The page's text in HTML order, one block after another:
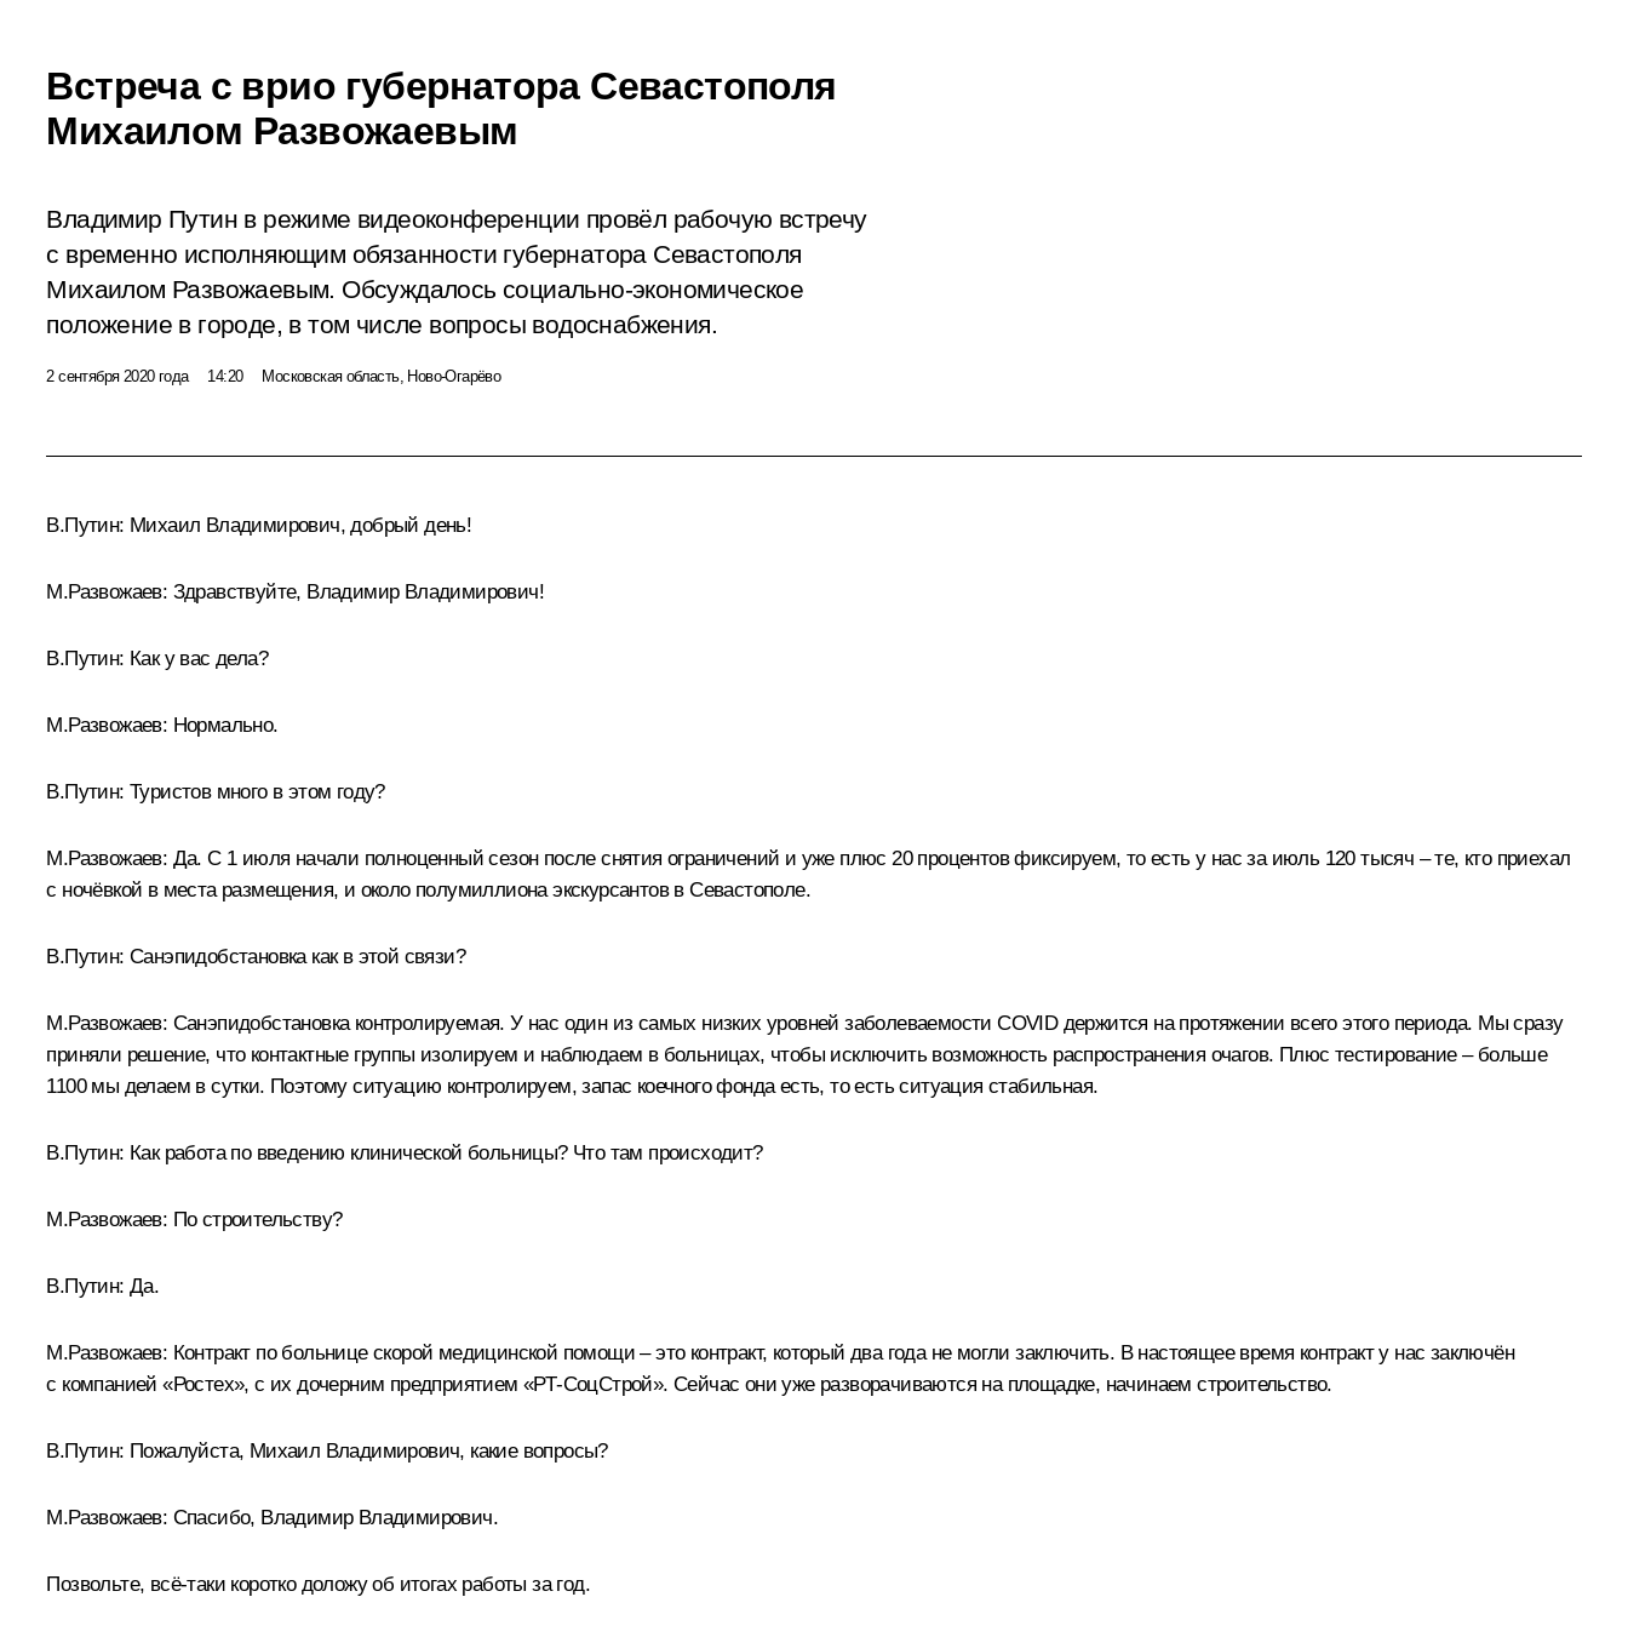
Встреча с врио губернатора Севастополя
Михаилом Развожаевым
Владимир Путин в режиме видеоконференции провёл рабочую встречу
с временно исполняющим обязанности губернатора Севастополя
Михаилом Развожаевым. Обсуждалось социально-экономическое
положение в городе, в том числе вопросы водоснабжения.
2 сентября 2020 года 14:20 Московская область, Ново-Огарёво
В.Путин: Михаил Владимирович, добрый день!
М.Развожаев: Здравствуйте, Владимир Владимирович!
В.Путин: Как у вас дела?
М.Развожаев: Нормально.
В.Путин: Туристов много в этом году?
М.Развожаев: Да. С 1 июля начали полноценный сезон после снятия ограничений и уже плюс 20 процентов фиксируем, то есть у нас за июль 120 тысяч – те, кто приехал
с ночёвкой в места размещения, и около полумиллиона экскурсантов в Севастополе.
В.Путин: Санэпидобстановка как в этой связи?
М.Развожаев: Санэпидобстановка контролируемая. У нас один из самых низких уровней заболеваемости COVID держится на протяжении всего этого периода. Мы сразу
приняли решение, что контактные группы изолируем и наблюдаем в больницах, чтобы исключить возможность распространения очагов. Плюс тестирование – больше
1100 мы делаем в сутки. Поэтому ситуацию контролируем, запас коечного фонда есть, то есть ситуация стабильная.
В.Путин: Как работа по введению клинической больницы? Что там происходит?
М.Развожаев: По строительству?
В.Путин: Да.
М.Развожаев: Контракт по больнице скорой медицинской помощи – это контракт, который два года не могли заключить. В настоящее время контракт у нас заключён
с компанией «Ростех», с их дочерним предприятием «РТ-СоцСтрой». Сейчас они уже разворачиваются на площадке, начинаем строительство.
В.Путин: Пожалуйста, Михаил Владимирович, какие вопросы?
М.Развожаев: Спасибо, Владимир Владимирович.
Позвольте, всё-таки коротко доложу об итогах работы за год.